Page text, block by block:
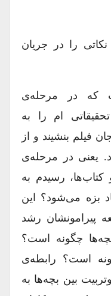
را در جریان
در مرحله‌ی
ام را به
بنشیند و از
در مرحله‌ی
رسیدم به
بزه می‌شود؟ این
پیرامونشان رشد
چگونه است؟
است؟ رابطه‌ی
بین بچه‌ها به